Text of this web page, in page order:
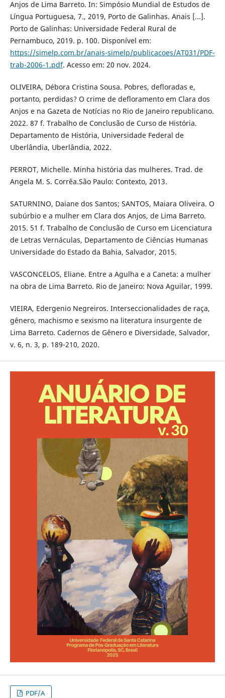
Anjos de Lima Barreto. In: Simpósio Mundial de Estudos de
Língua Portuguesa, 7., 2019, Porto de Galinhas. Anais [...].
Porto de Galinhas: Universidade Federal Rural de
Pernambuco, 2019. p. 100. Disponível em:
https://simelp.com.br/anais-simelp/publicacoes/AT031/PDF-
trab-2006-1.pdf. Acesso em: 20 nov. 2024.
OLIVEIRA, Débora Cristina Sousa. Pobres, defloradas e,
portanto, perdidas? O crime de defloramento em Clara dos
Anjos e na Gazeta de Notícias no Rio de Janeiro republicano.
2022. 87 f. Trabalho de Conclusão de Curso de História.
Departamento de História, Universidade Federal de
Uberlândia, Uberlândia, 2022.
PERROT, Michelle. Minha história das mulheres. Trad. de
Angela M. S. Corrêa.São Paulo: Contexto, 2013.
SATURNINO, Daiane dos Santos; SANTOS, Maiara Oliveira. O
subúrbio e a mulher em Clara dos Anjos, de Lima Barreto.
2015. 51 f. Trabalho de Conclusão de Curso em Licenciatura
de Letras Vernáculas, Departamento de Ciências Humanas
Universidade do Estado da Bahia, Salvador, 2015.
VASCONCELOS, Eliane. Entre a Agulha e a Caneta: a mulher
na obra de Lima Barreto. Rio de Janeiro: Nova Aguilar, 1999.
VIEIRA, Edergenio Negreiros. Interseccionalidades de raça,
gênero, machismo e sexismo na literatura insurgente de
Lima Barreto. Cadernos de Gênero e Diversidade, Salvador,
v. 6, n. 3, p. 189-210, 2020.
PDF/A